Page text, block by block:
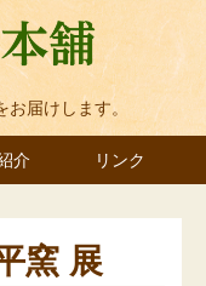
届けします。
介 リンク
窯 展